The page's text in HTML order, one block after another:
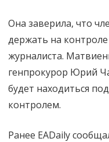
Она заверила, что
держать на
журналиста.
генпрокурор Юрий
будет находиться
контролем.
Ранее EADaily